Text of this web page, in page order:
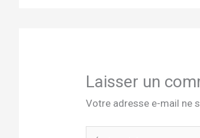
Laisser un
Votre adresse e-mail ne